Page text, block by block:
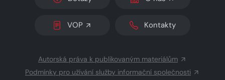
VOP Kontakty
Autorská práva k publikovaným materiálům
Podmínky pro užívání služby informační společnosti